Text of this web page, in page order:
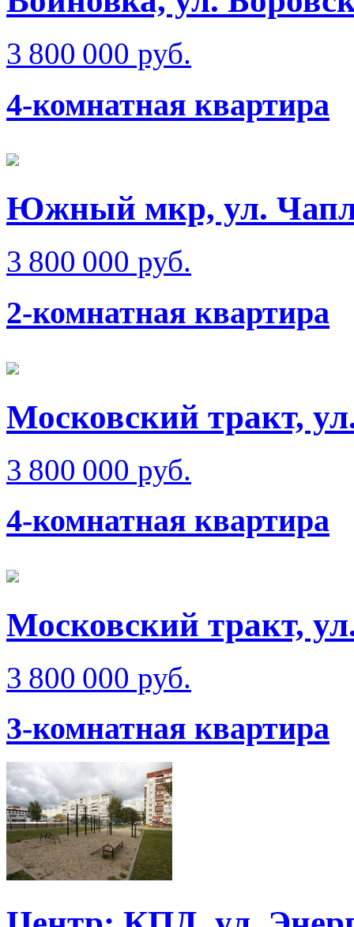
3 800 000 руб.
4-комнатная квартира
Южный мкр, ул.
3 800 000 руб.
2-комнатная квартира
Московский тракт,
3 800 000 руб.
4-комнатная квартира
Московский тракт,
3 800 000 руб.
3-комнатная квартира